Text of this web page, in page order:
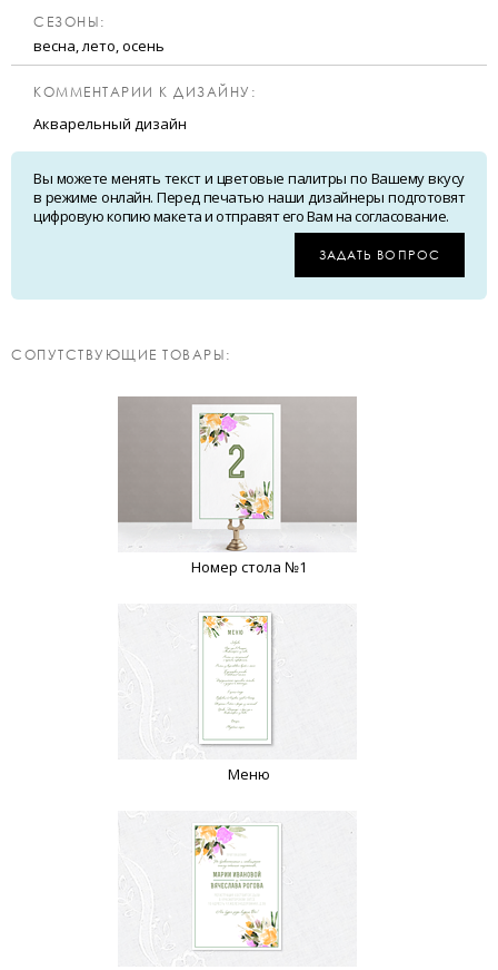
CЕЗОНЫ:
весна, лето, осень
КОММЕНТАРИИ К ДИЗАЙНУ:
Акварельный дизайн
Вы можете менять текст и цветовые палитры по Вашему вкусу
в режиме онлайн. Перед печатью наши дизайнеры подготовят
цифровую копию макета и отправят его Вам на согласование.
ЗАДАТЬ ВОПРОС
CОПУТСТВУЮЩИЕ ТОВАРЫ:
Номер стола №1
Меню